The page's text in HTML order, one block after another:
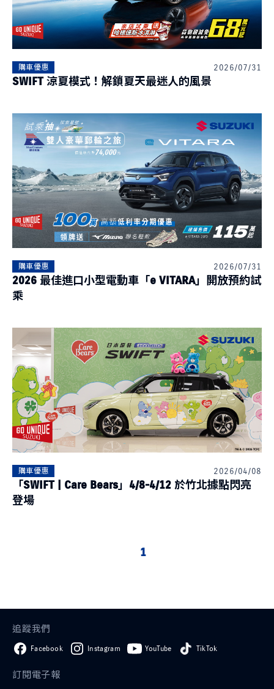
購車優惠 2026/07/31
SWIFT 涼夏模式！解鎖夏天最迷人的風景
購車優惠 2026/07/31
2026 最佳進口小型電動車「e VITARA」開放預約試
乘
購車優惠 2026/04/08
「SWIFT | Care Bears」4/8-4/12 於竹北據點閃亮
登場
1
追蹤我們
Facebook Instagram YouTube TikTok
訂閱電子報